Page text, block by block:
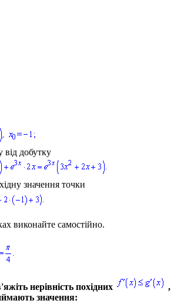
від добутку
значення точки
виконайте самостійно.
нерівність похідних
,
значення: